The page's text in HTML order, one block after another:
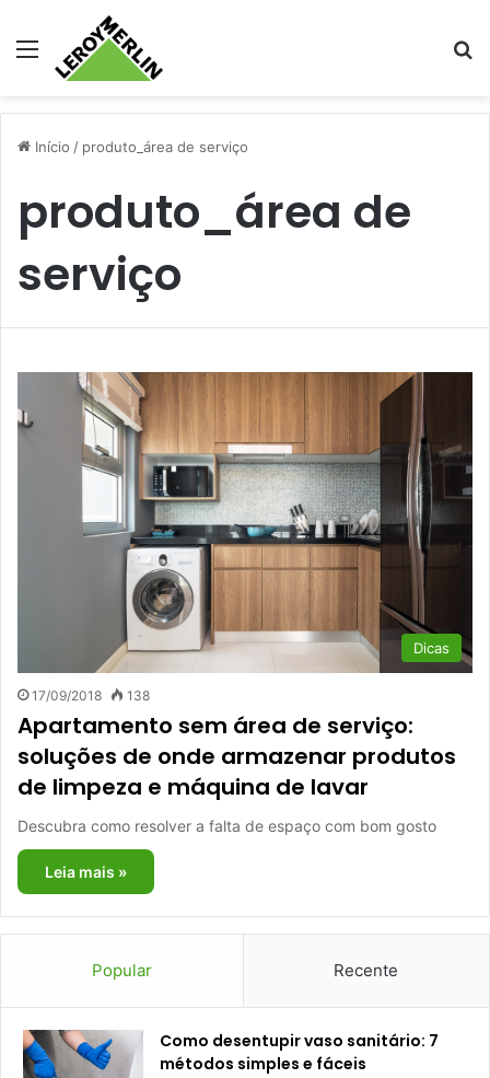
Menu
Início / produto_área de serviço
produto_área de
serviço
Dicas
17/09/2018 138
Apartamento sem área de serviço:
soluções de onde armazenar produtos
de limpeza e máquina de lavar
Descubra como resolver a falta de espaço com bom gosto
Leia mais »
Popular Recente
Como desentupir vaso sanitário: 7
métodos simples e fáceis